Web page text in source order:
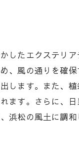
タッフと浜松エ
高品質施工
デザイン提案
研鑽の日々
ーム紹介
ステリアのトレン
したエクステリ
、風の通りを確
します。また、
ます。さらに、
浜松の風土に調